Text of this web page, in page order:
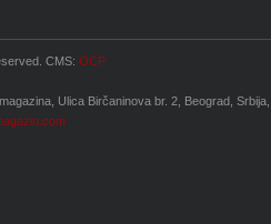
CMS: OCP
Ulica Birčaninova br. 2, Beograd, Srbija,